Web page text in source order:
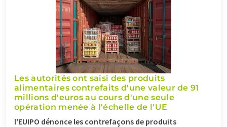
Les autorités ont saisi des produits
alimentaires contrefaits d'une valeur de 91
millions d'euros au cours d'une seule
opération menée à l'échelle de l'UE
l'EUIPO dénonce les contrefaçons de produits